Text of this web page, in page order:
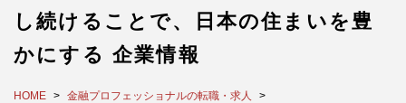
し続けることで、日本の住まいを豊
かにする 企業情報
HOME
金融プロフェッショナルの転職・求人